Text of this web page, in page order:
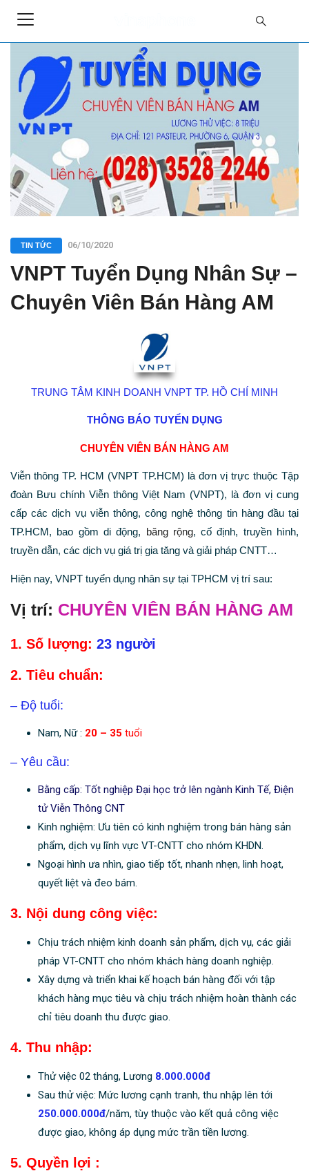
TIN TỨC 06/10/2020
VNPT Tuyển Dụng Nhân Sự –
Chuyên Viên Bán Hàng AM
TRUNG TÂM KINH DOANH VNPT TP. HỒ CHÍ MINH
THÔNG BÁO TUYỂN DỤNG
CHUYÊN VIÊN BÁN HÀNG AM
Viễn thông TP. HCM (VNPT TP.HCM) là đơn vị trực thuộc Tập
đoàn Bưu chính Viễn thông Việt Nam (VNPT), là đơn vị cung
cấp các dịch vụ viễn thông, công nghệ thông tin hàng đầu tại
TP.HCM, bao gồm di động,
băng rộng, cố định, truyền hình,
truyền dẫn, các dịch vụ giá trị gia tăng và giải pháp CNTT…
Hiện nay, VNPT tuyển dụng nhân sự tại TPHCM vị trí sau:
Vị trí: CHUYÊN VIÊN BÁN HÀNG AM
1. Số lượng: 23 người
2. Tiêu chuẩn:
– Độ tuổi:
Nam, Nữ : 20 – 35 tuổi
– Yêu cầu:
Bằng cấp: Tốt nghiệp Đại học trở lên ngành Kinh Tế, Điện
tử Viễn Thông CNT
Kinh nghiệm: Ưu tiên có kinh nghiệm trong bán hàng sản
phẩm, dịch vụ lĩnh vực VT-CNTT cho nhóm KHDN.
Ngoại hình ưa nhìn, giao tiếp tốt, nhanh nhẹn, linh hoạt,
quyết liệt và đeo bám.
3. Nội dung công việc:
Chịu trách nhiệm kinh doanh sản phẩm, dịch vụ, các giải
pháp VT-CNTT cho nhóm khách hàng doanh nghiệp.
Xây dựng và triển khai kế hoạch bán hàng đối với tập
khách hàng mục tiêu và chịu trách nhiệm hoàn thành các
chỉ tiêu doanh thu được giao.
4. Thu nhập:
Thử việc 02 tháng, Lương 8.000.000đ
Sau thử việc: Mức lương cạnh tranh, thu nhập lên tới
250.000.000đ/năm, tùy thuộc vào kết quả công việc
được giao, không áp dụng mức trần tiền lương.
5. Quyền lợi :